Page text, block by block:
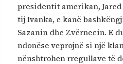
presidentit amerikan,
tij Ivanka, e kanë
Sazanin dhe Zvërnecin. E
ndonëse veprojnë si një
nënshtrohen rregullave të